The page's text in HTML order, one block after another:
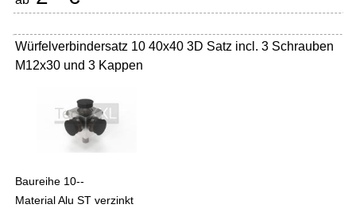
Würfelverbindersatz 10 40x40 3D Satz incl. 3 Schrauben
M12x30 und 3 Kappen
Baureihe 10--
Material Alu ST verzinkt